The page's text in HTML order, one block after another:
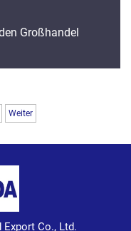
Großhandel
Weiter
Export Co., Ltd.